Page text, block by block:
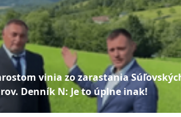
vinia zo zarastania
Denník N: Je to úplne inak!